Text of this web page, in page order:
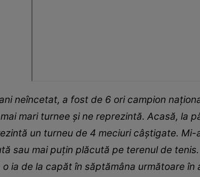
neîncetat, a fost de 6 ori campion
mari turnee și ne reprezintă. Acasă, la
un turneu de 4 meciuri câștigate.
sau mai puțin plăcută pe terenul de
ia de la capăt în săptămâna următoare în